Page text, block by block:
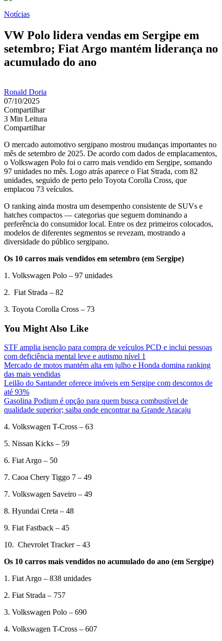
Notícias
VW Polo lidera vendas em Sergipe em
setembro; Fiat Argo mantém liderança no
acumulado do ano
Ronald Doria
07/10/2025
Compartilhar
3 Min Leitura
Compartilhar
O mercado automotivo sergipano mostrou mudanças importantes no
mês de setembro de 2025. De acordo com dados de emplacamentos,
o Volkswagen Polo foi o carro mais vendido em Sergipe, somando
97 unidades no mês. Logo atrás aparece o Fiat Strada, com 82
unidades, seguido de perto pelo Toyota Corolla Cross, que
emplacou 73 veículos.
O ranking ainda mostra um desempenho consistente de SUVs e
hatches compactos — categorias que seguem dominando a
preferência do consumidor local. Entre os dez primeiros colocados,
modelos de diferentes segmentos se revezam, mostrando a
diversidade do público sergipano.
Os 10 carros mais vendidos em setembro (em Sergipe)
1. Volkswagen Polo – 97 unidades
2. Fiat Strada – 82
3. Toyota Corolla Cross – 73
You Might Also Like
STF amplia isenção para compra de veículos PCD e inclui pessoas
com deficiência mental leve e autismo nível 1
Mercado de motos mantém alta em julho e Honda domina ranking
das mais vendidas
Leilão do Santander oferece imóveis em Sergipe com descontos de
até 93%
Gasolina Podium é opção para quem busca combustível de
qualidade superior; saiba onde encontrar na Grande Aracaju
4. Volkswagen T-Cross – 63
5. Nissan Kicks – 59
6. Fiat Argo – 50
7. Caoa Chery Tiggo 7 – 49
7. Volkswagen Saveiro – 49
8. Hyundai Creta – 48
9. Fiat Fastback – 45
10. Chevrolet Tracker – 43
Os 10 carros mais vendidos no acumulado do ano (em Sergipe)
1. Fiat Argo – 838 unidades
2. Fiat Strada – 757
3. Volkswagen Polo – 690
4. Volkswagen T-Cross – 607